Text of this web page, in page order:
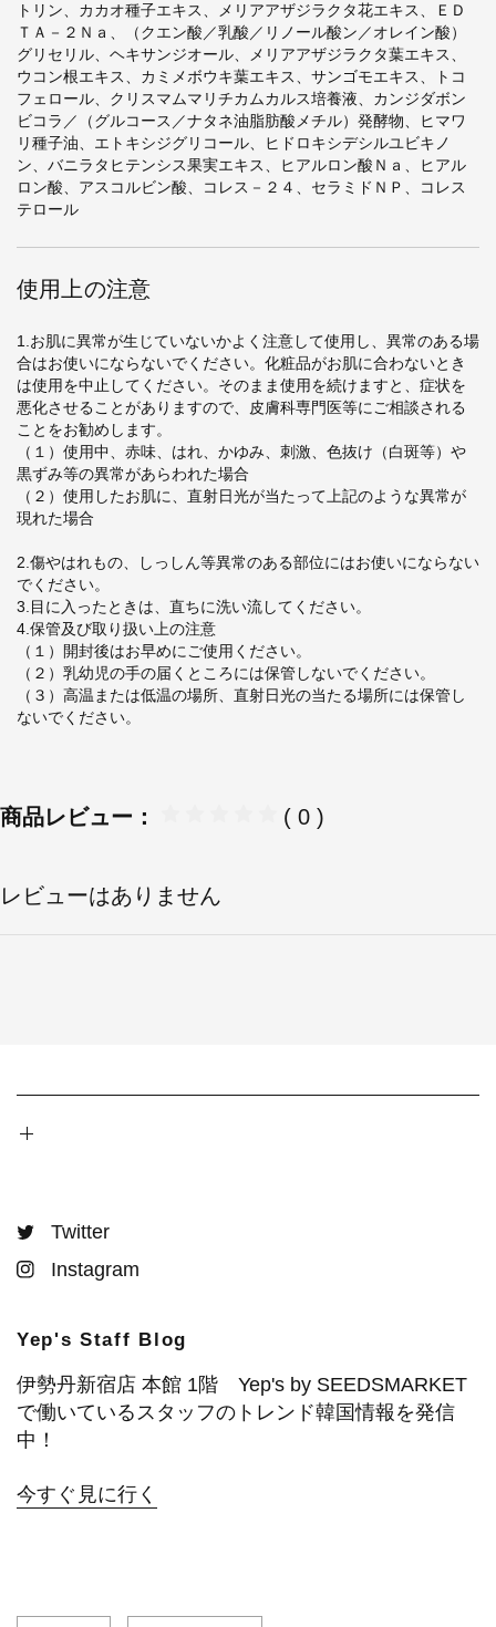
トリン、カカオ種子エキス、メリアアザジラクタ花エキス、ＥＤ
ＴＡ－２Ｎａ、（クエン酸／乳酸／リノール酸ン／オレイン酸）
グリセリル、ヘキサンジオール、メリアアザジラクタ葉エキス、
ウコン根エキス、カミメボウキ葉エキス、サンゴモエキス、トコ
フェロール、クリスマムマリチカムカルス培養液、カンジダボン
ビコラ／（グルコース／ナタネ油脂肪酸メチル）発酵物、ヒマワ
リ種子油、エトキシジグリコール、ヒドロキシデシルユビキノ
ン、バニラタヒテンシス果実エキス、ヒアルロン酸Ｎａ、ヒアル
ロン酸、アスコルビン酸、コレス－２４、セラミドＮＰ、コレス
テロール
使用上の注意
1.お肌に異常が生じていないかよく注意して使用し、異常のある場
合はお使いにならないでください。化粧品がお肌に合わないとき
は使用を中止してください。そのまま使用を続けますと、症状を
悪化させることがありますので、皮膚科専門医等にご相談される
ことをお勧めします。
（１）使用中、赤味、はれ、かゆみ、刺激、色抜け（白斑等）や
黒ずみ等の異常があらわれた場合
（２）使用したお肌に、直射日光が当たって上記のような異常が
現れた場合
2.傷やはれもの、しっしん等異常のある部位にはお使いにならない
でください。
3.目に入ったときは、直ちに洗い流してください。
4.保管及び取り扱い上の注意
（１）開封後はお早めにご使用ください。
（２）乳幼児の手の届くところには保管しないでください。
（３）高温または低温の場所、直射日光の当たる場所には保管し
ないでください。
商品レビュー： ( 0 )
レビューはありません
Twitter
Instagram
Yep's Staff Blog
伊勢丹新宿店 本館 1階 Yep's by SEEDSMARKET
で働いているスタッフのトレンド韓国情報を発信
中！
今すぐ見に行く